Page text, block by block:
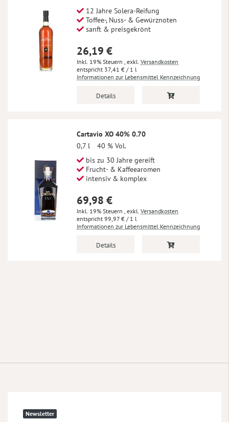
12 Jahre Solera-Reifung
Toffee-, Nuss- & Gewürznoten
sanft & preisgekrönt
26,19 €
Inkl. 19% Steuern , exkl. Versandkosten
37,41 € / 1 l
Informationen zur Lebensmittel Kennzeichnung
Details
Cartavio XO 40% 0.70
0,7 l
40 % Vol.
bis zu 30 Jahre gereift
Frucht- & Kaffeearomen
intensiv & komplex
69,98 €
Inkl. 19% Steuern , exkl. Versandkosten
99,97 € / 1 l
Informationen zur Lebensmittel Kennzeichnung
Details
Newsletter